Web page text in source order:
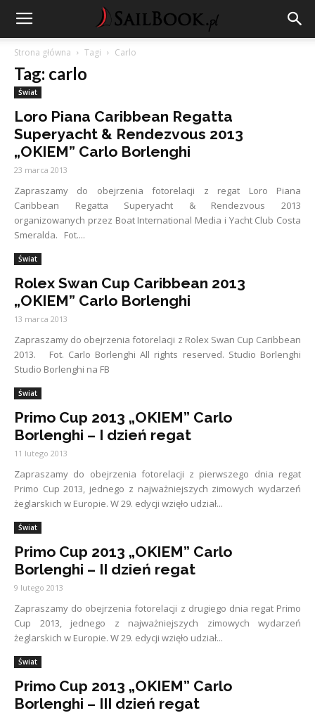
Strona główna Tagi Carlo
Tag: carlo
Świat
Loro Piana Caribbean Regatta
Superyacht & Rendezvous 2013
„OKIEM” Carlo Borlenghi
23 marca 2013
Zapraszamy do obejrzenia fotorelacji z regat Loro Piana
Caribbean Regatta Superyacht & Rendezvous 2013
organizowanych przez Boat International Media i Yacht Club Costa
Smeralda. Fot....
Świat
Rolex Swan Cup Caribbean 2013
„OKIEM” Carlo Borlenghi
13 marca 2013
Zapraszamy do obejrzenia fotorelacji z Rolex Swan Cup Caribbean
2013. Fot. Carlo Borlenghi All rights reserved. Studio Borlenghi
Studio Borlenghi na FB
Świat
Primo Cup 2013 „OKIEM” Carlo
Borlenghi – I dzień regat
11 lutego 2013
Zapraszamy do obejrzenia fotorelacji z pierwszego dnia regat
Primo Cup 2013, jednego z najważniejszych zimowych wydarzeń
żeglarskich w Europie. W 29. edycji wzięło udział...
Świat
Primo Cup 2013 „OKIEM” Carlo
Borlenghi – II dzień regat
9 lutego 2013
Zapraszamy do obejrzenia fotorelacji z drugiego dnia regat Primo
Cup 2013, jednego z najważniejszych zimowych wydarzeń
żeglarskich w Europie. W 29. edycji wzięło udział...
Świat
Primo Cup 2013 „OKIEM” Carlo
Borlenghi – III dzień regat